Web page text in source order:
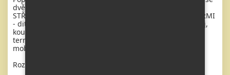
dvěma vchody, SEDLOVOU STŘECHOU S IMITACÍ
STŘEŠNÍCH TAŠEK, DVOJITÝMI (izolačními) OKNY A DVEŘMI
- dithermy. Velmi prostorný obývací pokoj, ložnice, pokoj,
koupelna se sprchovým koutem s pevnou zástěnou a
termostatickou baterií + wc. Zvýšený strop v celém
mobilheimu !
Rozměr: 11,1 x 3,7m